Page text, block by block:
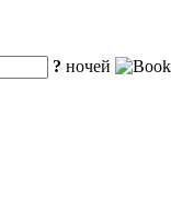
? ночей